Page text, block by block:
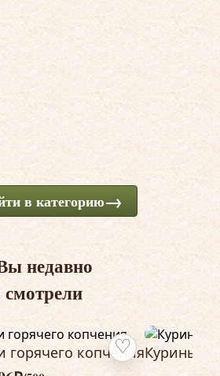
в категорию
недавно
смотрели
Добавить в
копченияКуриные